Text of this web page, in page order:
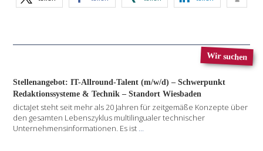
Wir suchen
Stellenangebot: IT-Allround-Talent (m/w/d) – Schwerpunkt
Redaktionssysteme & Technik – Standort Wiesbaden
dictaJet steht seit mehr als 20 Jahren für zeitgemäße Konzepte über
den gesamten Lebenszyklus multilingualer technischer
Unternehmensinformationen. Es ist ...